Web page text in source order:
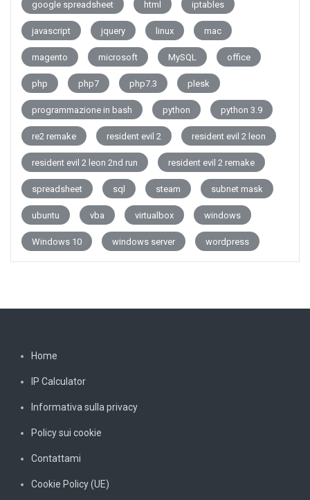
google spreadsheet html iptables
javascript jquery linux mac
magento microsoft MySQL office
php php7 php7.3 plesk
programmazione in bash python python 3.9
re2 remake resident evil 2 resident evil 2 leon
resident evil 2 leon 2nd run resident evil 2 remake
spreadsheet sql steam subnet mask
ubuntu vba virtualbox windows
Windows 10 windows server wordpress
Home
IP Calculator
Informativa sulla privacy
Policy sui cookie
Contattami
Cookie Policy (UE)